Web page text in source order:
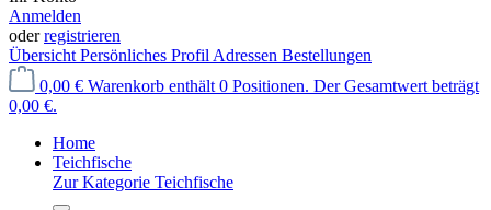
Anmelden
oderregistrieren
Übersicht Persönliches Profil Adressen Bestellungen
0,00 € Warenkorb enthält 0 Positionen. Der Gesamtwert beträgt
0,00 €.
Home
Teichfische
Zur Kategorie Teichfische